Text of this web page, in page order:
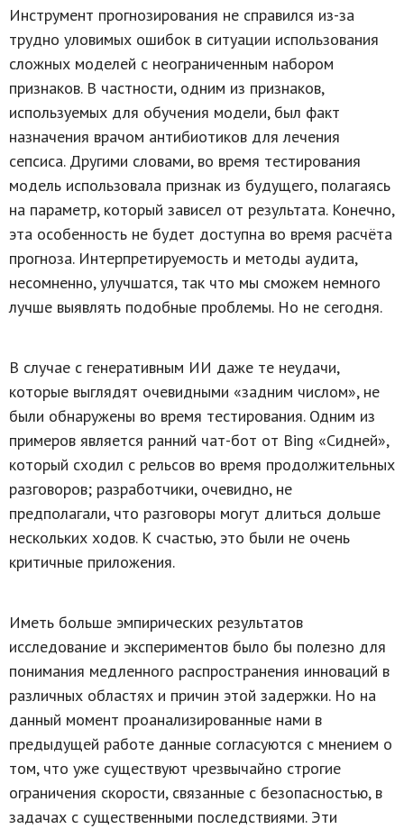
Инструмент прогнозирования не справился из-за
трудно уловимых ошибок в ситуации использования
сложных моделей с неограниченным набором
признаков. В частности, одним из признаков,
используемых для обучения модели, был факт
назначения врачом антибиотиков для лечения
сепсиса. Другими словами, во время тестирования
модель использовала признак из будущего, полагаясь
на параметр, который зависел от результата. Конечно,
эта особенность не будет доступна во время расчёта
прогноза. Интерпретируемость и методы аудита,
несомненно, улучшатся, так что мы сможем немного
лучше выявлять подобные проблемы. Но не сегодня.
В случае с генеративным ИИ даже те неудачи,
которые выглядят очевидными «задним числом», не
были обнаружены во время тестирования. Одним из
примеров является ранний чат-бот от Bing «Сидней»,
который сходил с рельсов во время продолжительных
разговоров; разработчики, очевидно, не
предполагали, что разговоры могут длиться дольше
нескольких ходов. К счастью, это были не очень
критичные приложения.
Иметь больше эмпирических результатов
исследование и экспериментов было бы полезно для
понимания медленного распространения инноваций в
различных областях и причин этой задержки. Но на
данный момент проанализированные нами в
предыдущей работе данные согласуются с мнением о
том, что уже существуют чрезвычайно строгие
ограничения скорости, связанные с безопасностью, в
задачах с существенными последствиями. Эти